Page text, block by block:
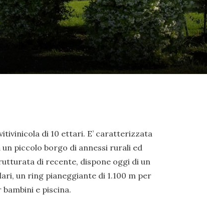
di 10 ettari. E’ caratterizzata
piccolo borgo di annessi rurali ed
di recente, dispone oggi di un
un ring pianeggiante di 1.100 m per
e piscina.